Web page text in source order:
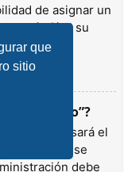
que
sitio
de asignar un
más fácil su
se usará el
y rango se
debe